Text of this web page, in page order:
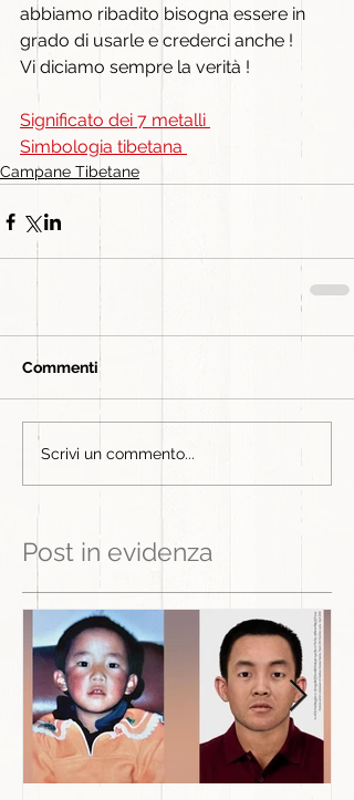
abbiamo ribadito bisogna essere in
grado di usarle e crederci anche !
Vi diciamo sempre la verità !
Significato dei 7 metalli
Simbologia tibetana
Campane Tibetane
Commenti
Scrivi un commento...
Post in evidenza